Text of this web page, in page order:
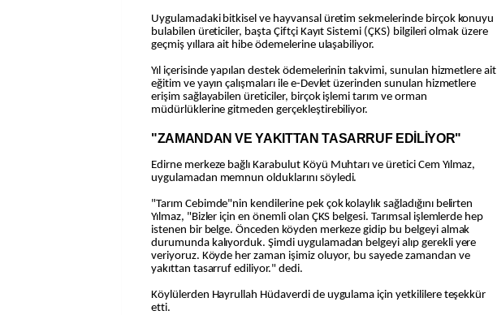
Uygulamadaki bitkisel ve hayvansal üretim sekmelerinde birçok konuyu
bulabilen üreticiler, başta Çiftçi Kayıt Sistemi (ÇKS) bilgileri olmak üzere
geçmiş yıllara ait hibe ödemelerine ulaşabiliyor.
Yıl içerisinde yapılan destek ödemelerinin takvimi, sunulan hizmetlere ait
eğitim ve yayın çalışmaları ile e-Devlet üzerinden sunulan hizmetlere
erişim sağlayabilen üreticiler, birçok işlemi tarım ve orman
müdürlüklerine gitmeden gerçekleştirebiliyor.
"ZAMANDAN VE YAKITTAN TASARRUF EDİLİYOR"
Edirne merkeze bağlı Karabulut Köyü Muhtarı ve üretici Cem Yılmaz,
uygulamadan memnun olduklarını söyledi.
"Tarım Cebimde"nin kendilerine pek çok kolaylık sağladığını belirten
Yılmaz, "Bizler için en önemli olan ÇKS belgesi. Tarımsal işlemlerde hep
istenen bir belge. Önceden köyden merkeze gidip bu belgeyi almak
durumunda kalıyorduk. Şimdi uygulamadan belgeyi alıp gerekli yere
veriyoruz. Köyde her zaman işimiz oluyor, bu sayede zamandan ve
yakıttan tasarruf ediliyor." dedi.
Köylülerden Hayrullah Hüdaverdi de uygulama için yetkililere teşekkür
etti.